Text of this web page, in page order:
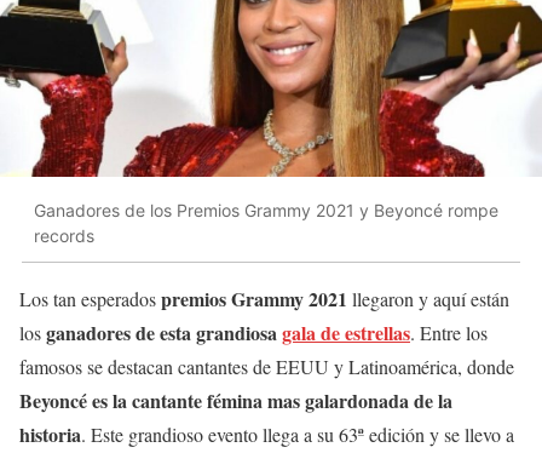
Ganadores de los Premios Grammy 2021 y Beyoncé rompe
records
Los tan esperadospremios Grammy 2021 llegaron y aquí están
losganadores de esta grandiosagala de estrellas. Entre los
famosos se destacan cantantes de EEUU y Latinoamérica, donde
Beyoncé es la cantante fémina mas galardonada de la
historia. Este grandioso evento llega a su 63ªedición y se llevo a